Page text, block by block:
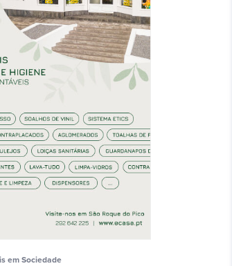
em Sociedade